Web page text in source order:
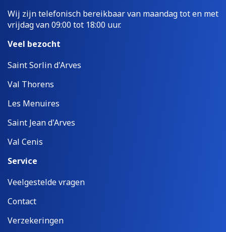
Wij zijn telefonisch bereikbaar van maandag tot en met
vrijdag van 09:00 tot 18:00 uur.
Veel bezocht
Saint Sorlin d'Arves
Val Thorens
Les Menuires
Saint Jean d'Arves
Val Cenis
Service
Veelgestelde vragen
Contact
Verzekeringen